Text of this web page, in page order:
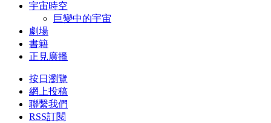
宇宙時空
巨變中的宇宙
劇場
書籍
正見廣播
按日瀏覽
網上投稿
聯繫我們
RSS訂閱